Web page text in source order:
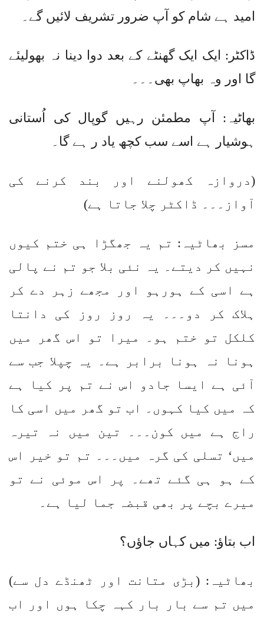
امید ہے شام کو آپ ضرور تشریف لائیں گے۔
ڈاکٹر: ایک ایک گھنٹے کے بعد دوا دینا نہ بھولیئے
گا اور وہ بھاپ بھی۔۔۔
بھاٹیہ: آپ مطمئن رہیں گوپال کی اُستانی
ہوشیار ہے اسے سب کچھ یاد ر ہے گا۔
(دروازہ کھولنے اور بند کرنے کی
آواز۔۔۔ ڈاکٹر چلا جاتا ہے)
مسز بھاٹیہ: تم یہ جھگڑا ہی ختم کیوں
نہیں کر دیتے۔ یہ نئی بلا جو تم نے پالی
ہے اسی کے ہورہو اور مجھے زہر دے کر
ہلاک کر دو۔۔۔ یہ روز روز کی دانتا
کلکل تو ختم ہو۔ میرا تو اس گھر میں
ہونا نہ ہونا برابر ہے۔ یہ چپلا جب سے
آئی ہے ایسا جادو اس نے تم پر کیا ہے
کہ میں کیا کہوں۔ اب تو گھر میں اسی کا
راج ہے میں کون۔۔۔ تین میں نہ تیرہ
میں‘ تسلی کی گرہ میں۔۔۔ تم تو خیر اس
کے ہو ہی گئے تھے۔ پر اس موئی نے تو
میرے بچے پر بھی قبضہ جما لیا ہے۔
اب بتاؤ: میں کہاں جاؤں؟
بھاٹیہ: (بڑی متانت اور ٹھنڈے دل سے)
میں تم سے بار بار کہہ چکا ہوں اور اب